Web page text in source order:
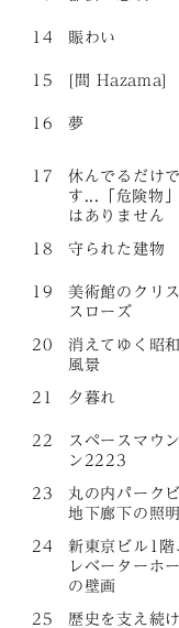
14 賑わい
15 [間 Hazama]
16 夢
17
休んでるだけで
す...「危険物
はありません
18 守られた建物
19
美術館のクリ
スローズ
20
消えてゆく昭
風景
21 夕暮れ
22
スペースマウ
ン2223
23
丸の内パーク
地下廊下の照明
24
新東京ビル1階
レベーターホ
の壁画
25 歴史を支え続